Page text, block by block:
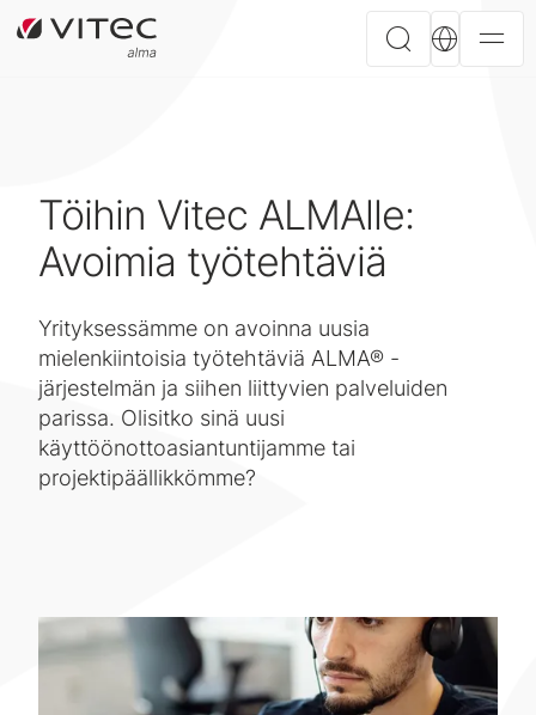
Töihin Vitec ALMAlle:
Avoimia työtehtäviä
Yrityksessämme on avoinna uusia
mielenkiintoisia työtehtäviä ALMA® -
järjestelmän ja siihen liittyvien palveluiden
parissa. Olisitko sinä uusi
käyttöönottoasiantuntijamme tai
projektipäällikkömme?